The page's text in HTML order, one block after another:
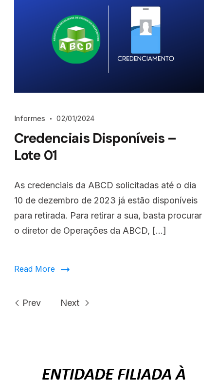
Informes 02/01/2024
Credenciais Disponíveis –
Lote 01
As credenciais da ABCD solicitadas até o dia
10 de dezembro de 2023 já estão disponíveis
para retirada. Para retirar a sua, basta procurar
o diretor de Operações da ABCD, […]
Read More
Prev Next